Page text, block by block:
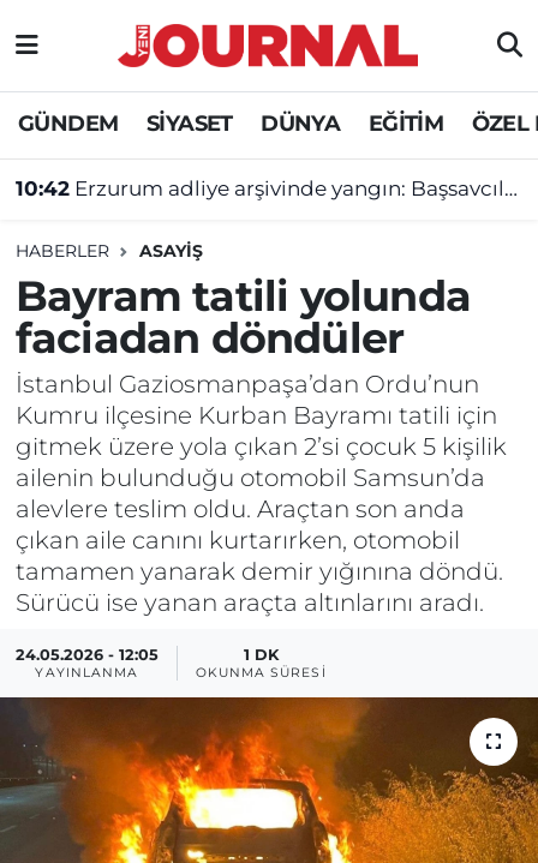
GÜNDEM SİYASET DÜNYA EĞİTİM ÖZEL
10:42 Erzurum adliye arşivinde yangın: Başsavcılıktan açıklama!
HABERLER ASAYİŞ
Bayram tatili yolunda
faciadan döndüler
İstanbul Gaziosmanpaşa’dan Ordu’nun
Kumru ilçesine Kurban Bayramı tatili için
gitmek üzere yola çıkan 2’si çocuk 5 kişilik
ailenin bulunduğu otomobil Samsun’da
alevlere teslim oldu. Araçtan son anda
çıkan aile canını kurtarırken, otomobil
tamamen yanarak demir yığınına döndü.
Sürücü ise yanan araçta altınlarını aradı.
24.05.2026 - 12:05
YAYINLANMA
1 DK
OKUNMA SÜRESI
GÜNDEM
SİYASET
EĞİTİM
ÖZEL HABER
Nöbetçi Eczaneler
Hava Durumu
Süper Lig Puan Durumu ve Fikstür
Tüm Manşetler
Son Dakika Haberleri
Haber Arşivi